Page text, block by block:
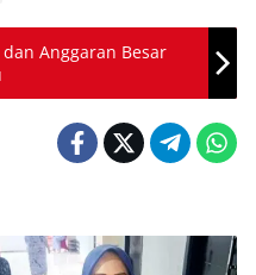
Anggaran Besar